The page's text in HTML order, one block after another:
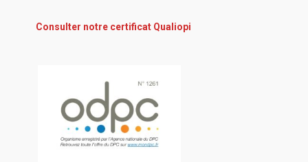
Consulter notre certificat Qualiopi